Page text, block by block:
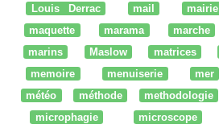
Louis Derrac
mail mairie
maquette
marama marche
marins
Maslow matrices
memoire
menuiserie mer
météo
méthode methodologie
microphagie
microscope